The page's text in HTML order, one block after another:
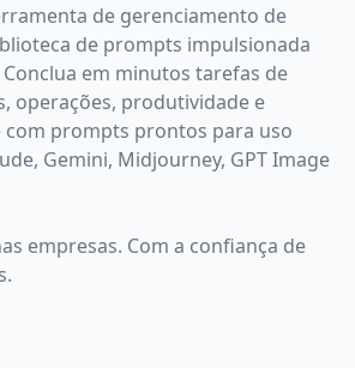
de gerenciamento de
de prompts impulsionada
em minutos tarefas de
operações, produtividade e
com prompts prontos para uso
Gemini, Midjourney, GPT Image
empresas. Com a confiança de